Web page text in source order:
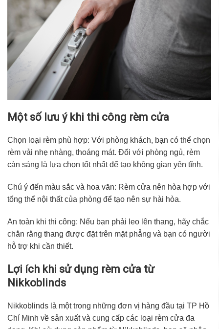
Một số lưu ý khi thi công rèm cửa
Chọn loại rèm phù hợp: Với phòng khách, bạn có thể chọn
rèm vải nhẹ nhàng, thoáng mát. Đối với phòng ngủ, rèm
cản sáng là lựa chọn tốt nhất để tạo không gian yên tĩnh.
Chú ý đến màu sắc và hoa văn: Rèm cửa nên hòa hợp với
tổng thể nội thất của phòng để tạo nên sự hài hòa.
An toàn khi thi công: Nếu bạn phải leo lên thang, hãy chắc
chắn rằng thang được đặt trên mặt phẳng và bạn có người
hỗ trợ khi cần thiết.
Lợi ích khi sử dụng rèm cửa từ
Nikkoblinds
Nikkoblinds là một trong những đơn vị hàng đầu tại TP Hồ
Chí Minh về sản xuất và cung cấp các loại rèm cửa đa